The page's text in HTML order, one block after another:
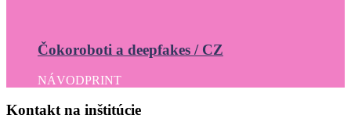
Čokoroboti a deepfakes / CZ
NÁVODPRINT
Kontakt na inštitúcie